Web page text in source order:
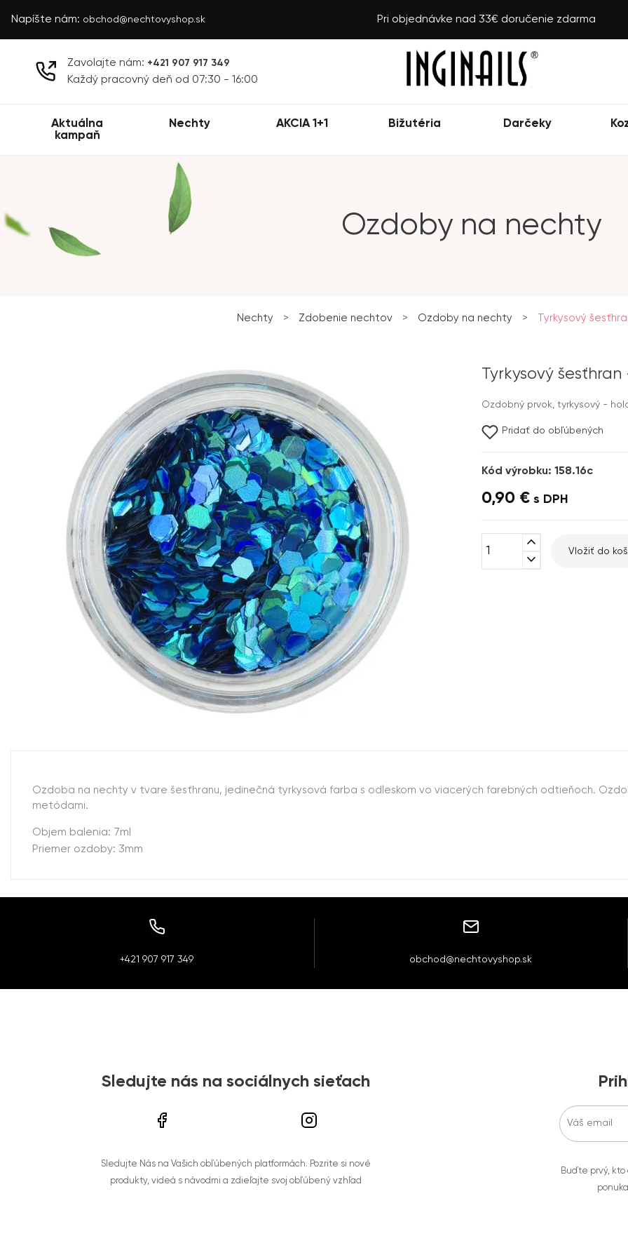
Napíšte nám: obchod@nechtovyshop.sk Pri objednávke nad 33€ doručenie zdarma
Zavolajte nám: +421 907 917 349
Každý pracovný deň od 07:30 - 16:00
Aktuálna
kampaň
Nechty AKCIA 1+1 Bižutéria Darčeky
Ozdoby na nechty
Nechty > Zdobenie nechtov > Ozdoby na nechty > Tyrkysový
Tyrkysový
Ozdobný prvok, tyrkysový -
Pridať do obľúbených
Kód výrobku: 158.16c
0,90 € s DPH
expand_less
expand_more
Vložiť do
Ozdoba na nechty v tvare šesťhranu, jedinečná tyrkysová farba s odleskom vo viacerých farebných odtieňoch.
metódami.
Objem balenia: 7ml
Priemer ozdoby: 3mm
+421 907 917 349 obchod@nechtovyshop.sk
Sledujte nás na sociálnych sieťach
Sledujte Nás na Vašich obľúbených platformách. Pozrite si nové
produkty, videá s návodmi a zdieľajte svoj obľúbený vzhľad
Buďte prvý,